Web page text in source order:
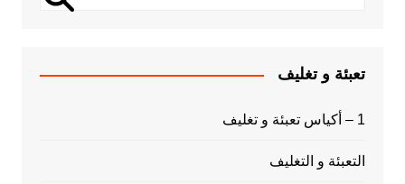
تعبئة و تغليف
1 – أكياس تعبئة و تغليف
التعبئة و التغليف